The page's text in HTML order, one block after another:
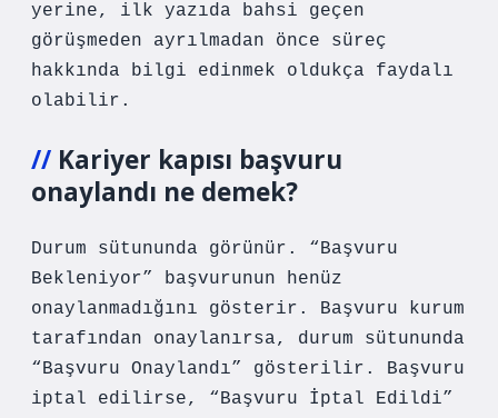
yerine, ilk yazıda bahsi geçen
görüşmeden ayrılmadan önce süreç
hakkında bilgi edinmek oldukça faydalı
olabilir.
Kariyer kapısı başvuru
onaylandı ne demek?
Durum sütununda görünür. “Başvuru
Bekleniyor” başvurunun henüz
onaylanmadığını gösterir. Başvuru kurum
tarafından onaylanırsa, durum sütununda
“Başvuru Onaylandı” gösterilir. Başvuru
iptal edilirse, “Başvuru İptal Edildi”